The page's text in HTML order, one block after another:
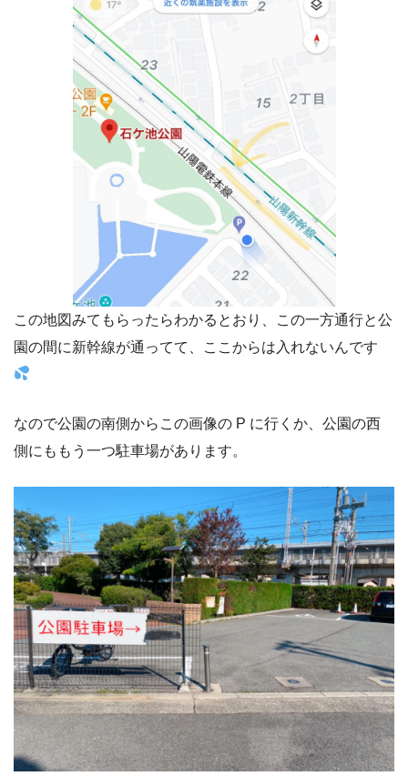
この地図みてもらったらわかるとおり、この一方通行と公
園の間に新幹線が通ってて、ここからは入れないんです
なので公園の南側からこの画像の P に行くか、公園の西
側にももう一つ駐車場があります。